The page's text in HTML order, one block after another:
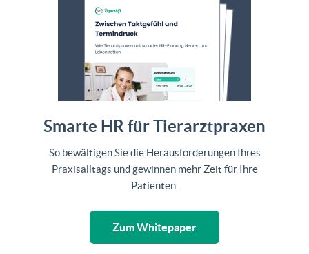
Smarte HR für Tierarztpraxen
So bewältigen Sie die Herausforderungen Ihres
Praxisalltags und gewinnen mehr Zeit für Ihre
Patienten.
Zum Whitepaper